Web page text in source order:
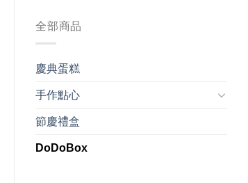
全部商品
慶典蛋糕
手作點心
節慶禮盒
DoDoBox